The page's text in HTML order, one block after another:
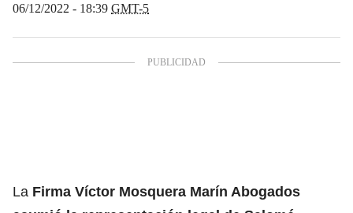
06/12/2022 - 18:39 GMT-5
La Firma Víctor Mosquera Marín Abogados